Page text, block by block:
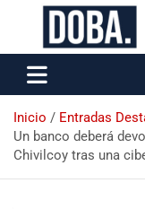
Data
Inicio
Entradas
Un banco deberá
Chivilcoy tras una